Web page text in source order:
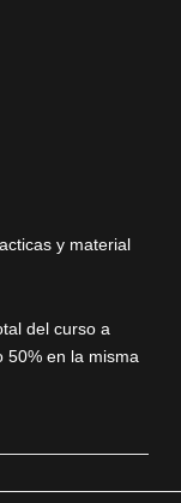
y material
del curso a
50% en la misma